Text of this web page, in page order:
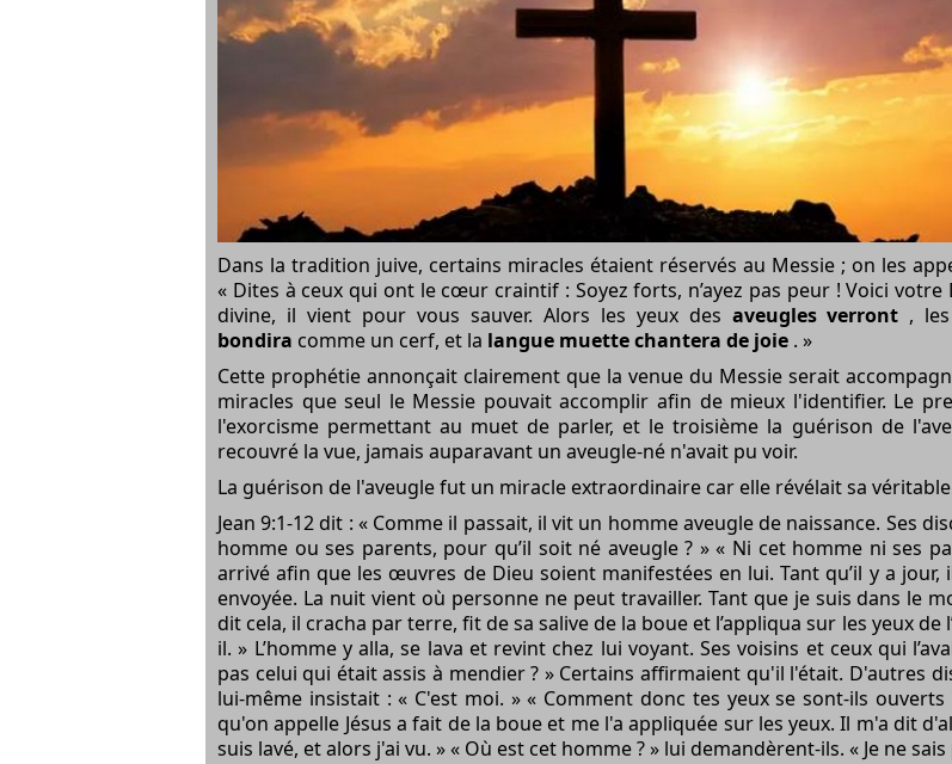
Dans la tradition juive, certains miracles étaient réservés au Messie ; on les
« Dites à ceux qui ont le cœur craintif : Soyez forts, n’ayez pas peur ! Voici
divine, il vient pour vous sauver. Alors les yeux des aveugles verront ,
bondira comme un cerf, et la langue muette chantera de joie . »
Cette prophétie annonçait clairement que la venue du Messie serait
miracles que seul le Messie pouvait accomplir afin de mieux l'identifier. Le
l'exorcisme permettant au muet de parler, et le troisième la guérison de
recouvré la vue, jamais auparavant un aveugle-né n'avait pu voir.
La guérison de l'aveugle fut un miracle extraordinaire car elle révélait sa
Jean 9:1-12 dit : « Comme il passait, il vit un homme aveugle de naissance. Ses
homme ou ses parents, pour qu’il soit né aveugle ? » « Ni cet homme ni ses
arrivé afin que les œuvres de Dieu soient manifestées en lui. Tant qu’il y a
envoyée. La nuit vient où personne ne peut travailler. Tant que je suis dans le
dit cela, il cracha par terre, fit de sa salive de la boue et l’appliqua sur les yeux de
il. » L’homme y alla, se lava et revint chez lui voyant. Ses voisins et ceux qui
pas celui qui était assis à mendier ? » Certains affirmaient qu'il l'était. D'autres
lui-même insistait : « C'est moi. » « Comment donc tes yeux se sont-ils
qu'on appelle Jésus a fait de la boue et me l'a appliquée sur les yeux. Il m'a dit
suis lavé, et alors j'ai vu. » « Où est cet homme ? » lui demandèrent-ils. « Je ne